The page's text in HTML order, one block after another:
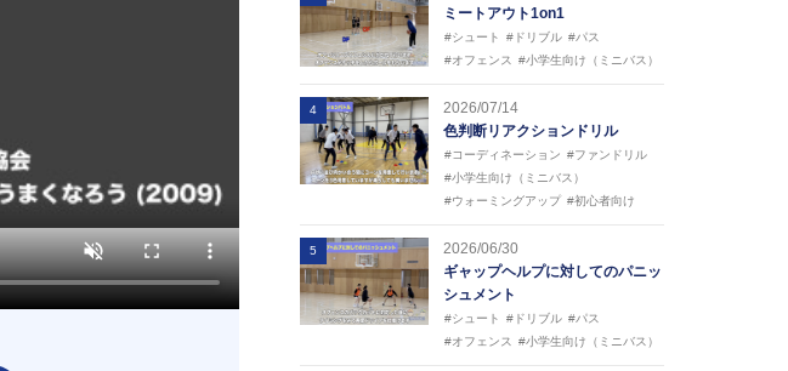
ミートアウト1on1
#シュート #ドリブル #パス
#オフェンス
#小学生向け（ミニバス）
4
2026/07/14
色判断リアクションドリル
#コーディネーション #ファンドリル
#小学生向け（ミニバス）
#ウォーミングアップ #初心者向け
5
2026/06/30
ギャップヘルプに対してのパニッ
シュメント
#シュート #ドリブル #パス
#オフェンス
#小学生向け（ミニバス）